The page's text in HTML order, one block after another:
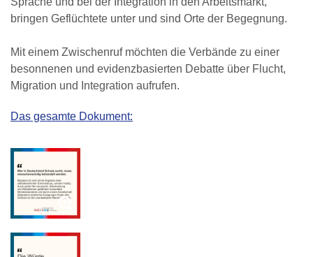
bringen Geflüchtete unter und sind Orte der Begegnung.
Mit einem Zwischenruf möchten die Verbände zu einer
besonnenen und evidenzbasierten Debatte über Flucht,
Migration und Integration aufrufen.
Das gesamte Dokument: